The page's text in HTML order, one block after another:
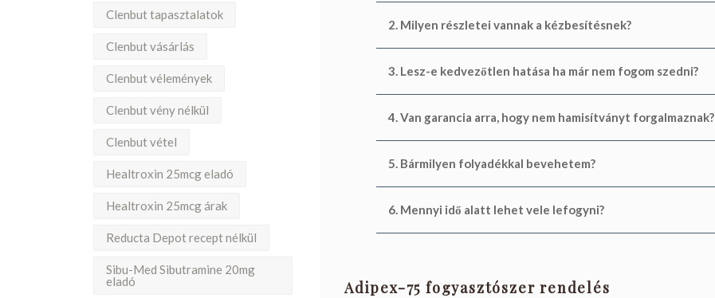
Clenbut tapasztalatok
Clenbut vásárlás
Clenbut vélemények
Clenbut vény nélkül
Clenbut vétel
Healtroxin 25mcg eladó
Healtroxin 25mcg árak
Reducta Depot recept nélkül
Sibu-Med Sibutramine 20mg
eladó
2. Milyen részletei vannak a kézbesítésnek?
3. Lesz-e kedvezőtlen hatása ha már nem fogom szedni?
4. Van garancia arra, hogy nem hamisítványt forgalmaznak?
5. Bármilyen folyadékkal bevehetem?
6. Mennyi idő alatt lehet vele lefogyni?
Adipex-75 fogyasztószer rendelés